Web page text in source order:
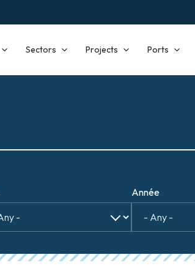
Sectors Projects Ports
Année